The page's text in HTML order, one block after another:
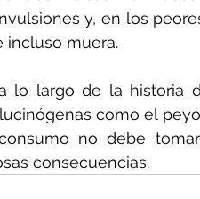
y, en los
incluso muera.
lo largo de la historia
como el
no debe
consecuencias.